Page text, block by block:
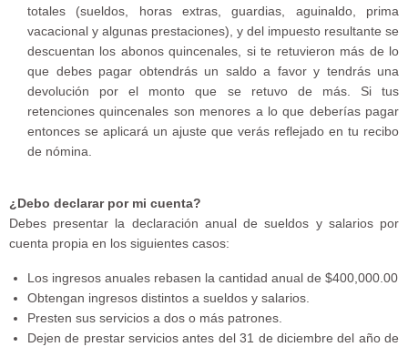
totales (sueldos, horas extras, guardias, aguinaldo, prima
vacacional y algunas prestaciones), y del impuesto resultante se
descuentan los abonos quincenales, si te retuvieron más de lo
que debes pagar obtendrás un saldo a favor y tendrás una
devolución por el monto que se retuvo de más. Si tus
retenciones quincenales son menores a lo que deberías pagar
entonces se aplicará un ajuste que verás reflejado en tu recibo
de nómina.
¿Debo declarar por mi cuenta?
Debes presentar la declaración anual de sueldos y salarios por
cuenta propia en los siguientes casos:
Los ingresos anuales rebasen la cantidad anual de $400,000.00
Obtengan ingresos distintos a sueldos y salarios.
Presten sus servicios a dos o más patrones.
Dejen de prestar servicios antes del 31 de diciembre del año de